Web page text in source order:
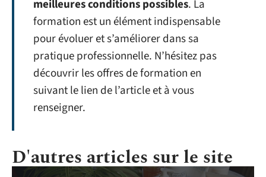
meilleures conditions possibles. La
formation est un élément indispensable
pour évoluer et s’améliorer dans sa
pratique professionnelle. N’hésitez pas
découvrir les offres de formation en
suivant le lien de l’article et à vous
renseigner.
D'autres articles sur le site